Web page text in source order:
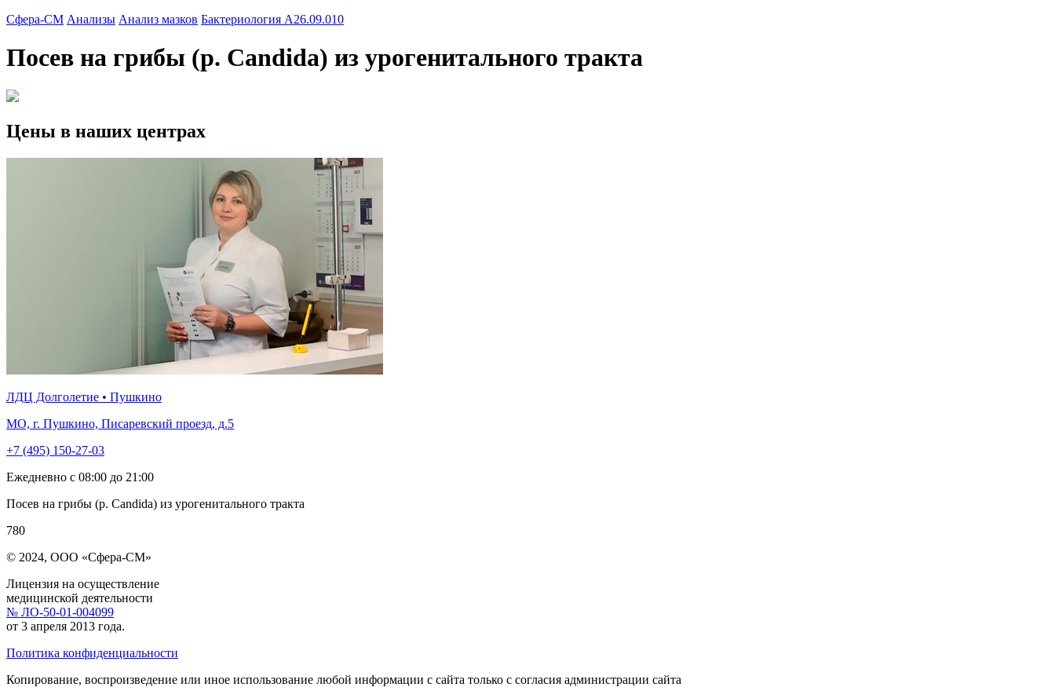
Сфера-СМ Анализы Анализ мазков Бактериология A26.09.010
Посев на грибы (р. Candida) из урогенитального тракта
Цены в наших центрах
ЛДЦ Долголетие • Пушкино
МО, г. Пушкино, Писаревский проезд, д.5
+7 (495) 150-27-03
Ежедневно с 08:00 до 21:00
Посев на грибы (р. Candida) из урогенитального тракта
780
© 2024, ООО «Сфера-СМ»
Лицензия на осуществление
медицинской деятельности
№ ЛО-50-01-004099
от 3 апреля 2013 года.
Политика конфиденциальности
Копирование, воспроизведение или иное использование любой информации с сайта только с согласия администрации сайта